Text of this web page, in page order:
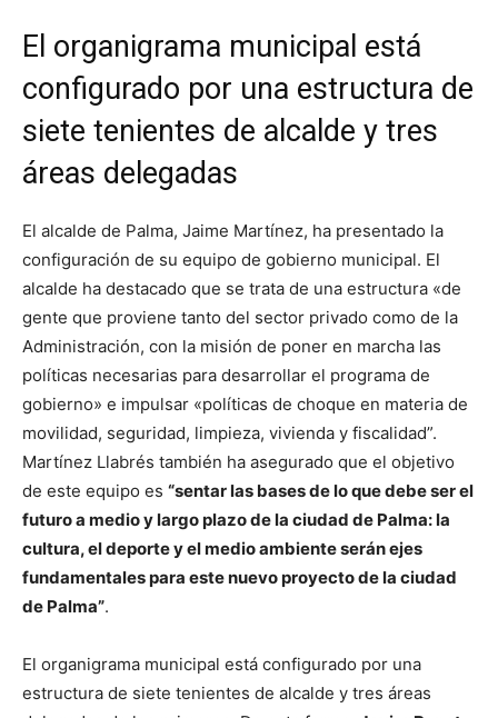
El organigrama municipal está
configurado por una estructura de
siete tenientes de alcalde y tres
áreas delegadas
El alcalde de Palma, Jaime Martínez, ha presentado la
configuración de su equipo de gobierno municipal. El
alcalde ha destacado que se trata de una estructura «de
gente que proviene tanto del sector privado como de la
Administración, con la misión de poner en marcha las
políticas necesarias para desarrollar el programa de
gobierno» e impulsar «políticas de choque en materia de
movilidad, seguridad, limpieza, vivienda y fiscalidad”.
Martínez Llabrés también ha asegurado que el objetivo
de este equipo es “sentar las bases de lo que debe ser el
futuro a medio y largo plazo de la ciudad de Palma: la
cultura, el deporte y el medio ambiente serán ejes
fundamentales para este nuevo proyecto de la ciudad
de Palma”.
El organigrama municipal está configurado por una
estructura de siete tenientes de alcalde y tres áreas